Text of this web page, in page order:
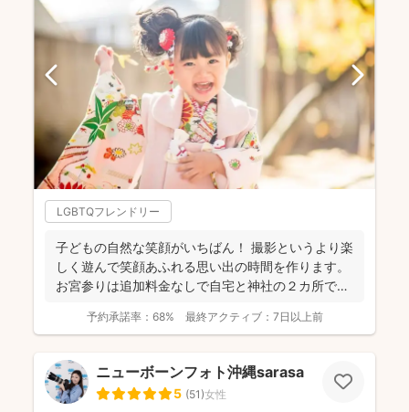
LGBTQフレンドリー
子どもの自然な笑顔がいちばん！ 撮影というより楽
しく遊んで笑顔あふれる思い出の時間を作ります。
お宮参りは追加料金なしで自宅と神社の２カ所で撮
予約承諾率： 68% 最終アクティブ： 7日以上前
ニューボーンフォト沖縄sarasa
5 (51)女性